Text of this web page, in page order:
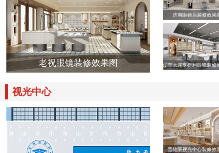
老祝眼镜装修效果图
济南眼镜店装修效果
辽宁大连亨得利眼镜装修
视光中心
晋铭眼视光中心装修效